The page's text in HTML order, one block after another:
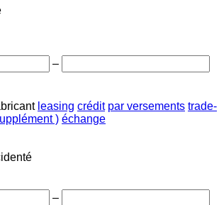
–
leasing crédit par versements trade-
) échange
–